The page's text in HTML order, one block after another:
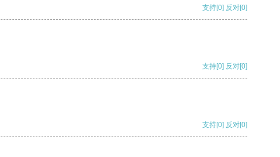
支持[0] 反对[0]
支持[0] 反对[0]
支持[0] 反对[0]